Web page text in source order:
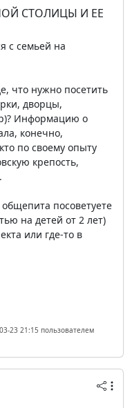
СТОЛИЦЫ И ЕЕ
с семьей на
что нужно посетить
дворцы,
Информацию о
конечно,
по своему опыту
крепость,
посоветуете
на детей от 2 лет)
или где-то в
23 21:15 пользователем